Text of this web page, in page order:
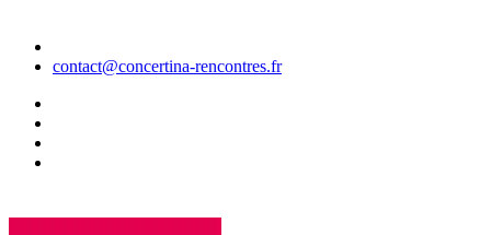
contenu
contact@concertina-rencontres.fr